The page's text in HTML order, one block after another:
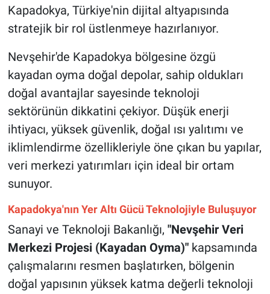
Kapadokya, Türkiye'nin dijital altyapısında
stratejik bir rol üstlenmeye hazırlanıyor.
Nevşehir'de Kapadokya bölgesine özgü
kayadan oyma doğal depolar, sahip oldukları
doğal avantajlar sayesinde teknoloji
sektörünün dikkatini çekiyor. Düşük enerji
ihtiyacı, yüksek güvenlik, doğal ısı yalıtımı ve
iklimlendirme özellikleriyle öne çıkan bu yapılar,
veri merkezi yatırımları için ideal bir ortam
sunuyor.
Kapadokya'nın Yer Altı Gücü Teknolojiyle Buluşuyor
Sanayi ve Teknoloji Bakanlığı, "Nevşehir Veri
Merkezi Projesi (Kayadan Oyma)"kapsamında
çalışmalarını resmen başlatırken, bölgenin
doğal yapısının yüksek katma değerli teknoloji
Kırşehir
Genel
Asayiş
Kültür - Sanat
Politika
Çevre
Haberde İnsan